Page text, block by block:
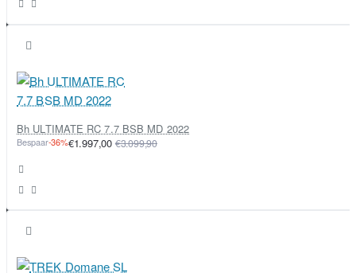
Bh ULTIMATE RC 7.7 BSB MD 2022
Bespaar-36%€1.997,00 €3.099,90